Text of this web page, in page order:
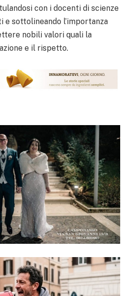
con i docenti di scienze
sottolineando l’importanza
nobili valori quali la
e il rispetto.